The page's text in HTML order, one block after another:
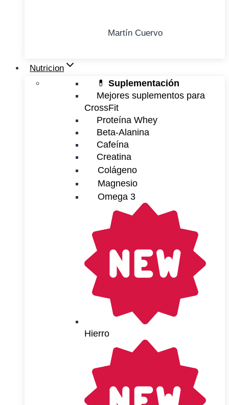
Martín Cuervo
Nutricion
💊 Suplementación
Mejores suplementos para
CrossFit
Proteína Whey
Beta-Alanina
Cafeína
Creatina
Colágeno
Magnesio
Omega 3
Hierro